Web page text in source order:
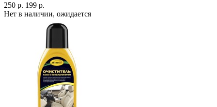
250 р. 199 р.
Нет в наличии, ожидается